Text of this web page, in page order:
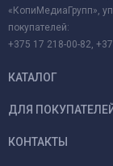
«КопиМедиаГрупп»,
покупателей:
+375 17 218-00-82,
КАТАЛОГ
ДЛЯ
КОНТАКТЫ